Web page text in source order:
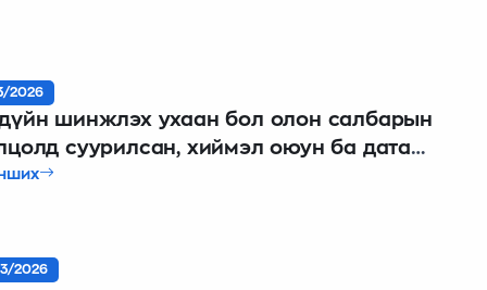
2026
шинжлэх ухаан бол олон салбарын
суурилсан, хиймэл оюун ба дата
гол хөдөлгөгч хүч болгон ашигладаг
2026